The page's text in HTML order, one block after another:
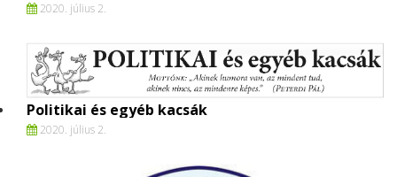
2020. július 2.
Politikai és egyéb kacsák
2020. július 2.